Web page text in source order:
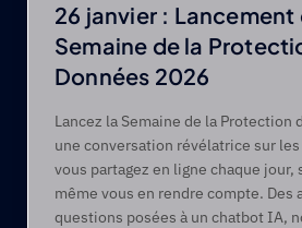
26 janvier : Lancement
Semaine de la
Données 2026
Lancez la Semaine de la Protection
une conversation révélatrice sur
vous partagez en ligne chaque jour,
même vous en rendre compte. Des
questions posées à un chatbot IA,